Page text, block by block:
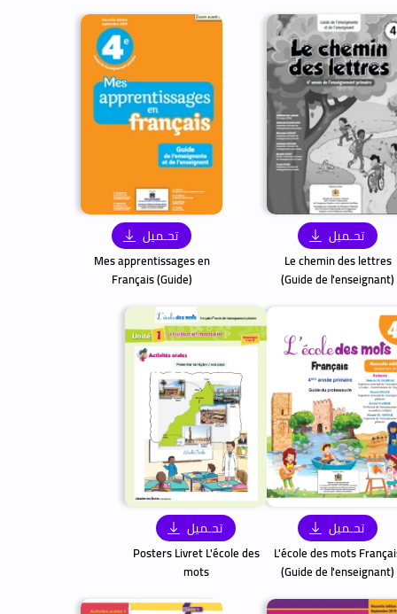
تحـميل
Le chemin des lettres
(Guide de l'enseignant)
تحـميل
Mes apprentissages en
Français (Guide)
تحـميل
L'école des mots
(Guide de l'enseignant)
تحـميل
Posters Livret L'école des
mots